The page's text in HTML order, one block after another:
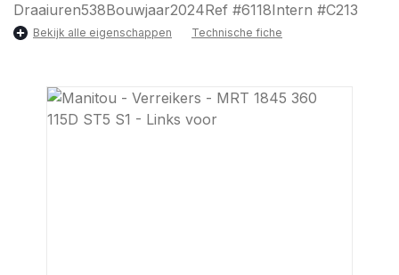
Draaiuren538Bouwjaar2024Ref #6118Intern #C213
Bekijk alle eigenschappen Technische fiche
Afbeeldingengalerij overslaan